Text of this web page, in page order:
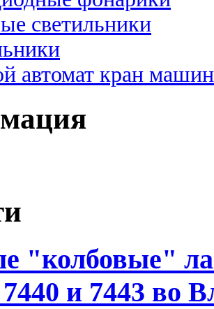
светильники
автомат кран
"колбовые"
7440 и 7443 во